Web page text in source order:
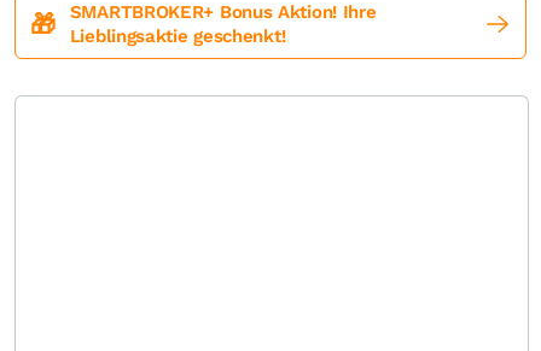
🎁
SMARTBROKER+ Bonus Aktion! Ihre
Lieblingsaktie geschenkt!